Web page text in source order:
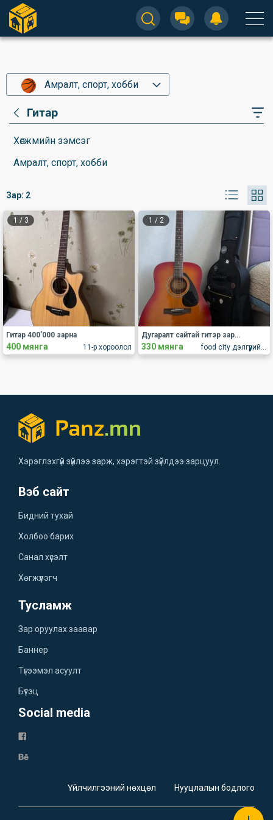
Амралт, спорт, хобби
Гитар
Хөгжмийн зэмсэг
Амралт, спорт, хобби
Зар: 2
1 / 3
11-р хороолол
Гитар 400’000 зарна
400 мянга
1 / 2
food city дэлгүүрийн хажууд
Дугаралт сайтай гитэр зарна
330 мянга
Хэрэглэхгүй зүйлээ зарж, хэрэгтэй зүйлдээ зарцуул.
Вэб сайт
Бидний тухай
Холбоо барих
Санал хүсэлт
Хөгжүүлэгч
Тусламж
Зар оруулах заавар
Баннер
Түгээмэл асуулт
Бүтэц
Social media
Үйлчилгээний нөхцөл Нууцлалын бодлого